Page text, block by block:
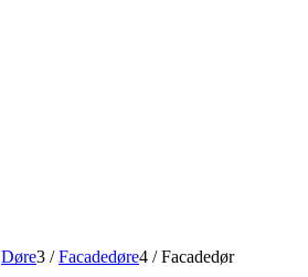
Døre3 / Facadedøre4 / Facadedør